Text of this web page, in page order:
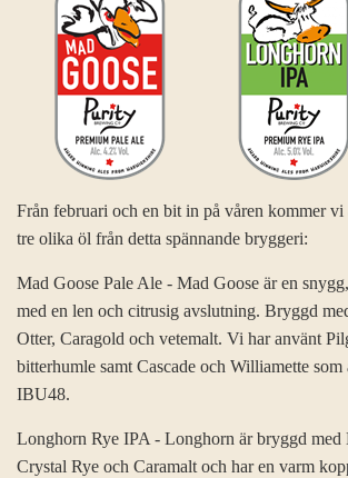
Från februari och en bit in på våren kommer vi
tre olika öl från detta spännande bryggeri:
Mad Goose Pale Ale - Mad Goose är en
med en len och citrusig avslutning. Bryggd
Otter, Caragold och vetemalt. Vi har använt
bitterhumle samt Cascade och Williamette som
IBU48.
Longhorn Rye IPA - Longhorn är bryggd med
Crystal Rye och Caramalt och har en varm